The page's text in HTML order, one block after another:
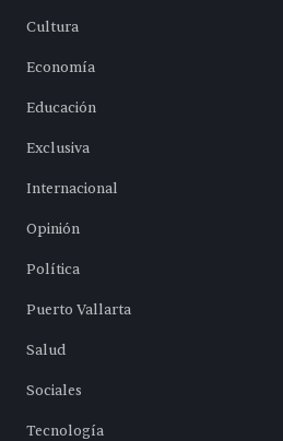
Cultura
Economía
Educación
Exclusiva
Internacional
Opinión
Política
Puerto Vallarta
Salud
Sociales
Tecnología